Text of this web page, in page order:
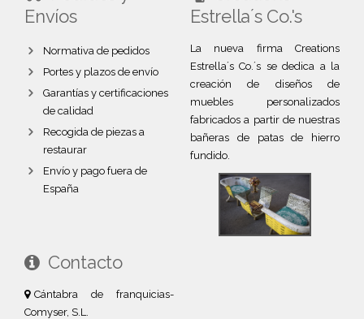
Envíos
Normativa de pedidos
Portes y plazos de envío
Garantías y certificaciones
de calidad
Recogida de piezas a
restaurar
Envío y pago fuera de
España
Estrella´s Co.'s
La nueva firma Creations
Estrella´s Co.´s se dedica a la
creación de diseños de
muebles personalizados
fabricados a partir de nuestras
bañeras de patas de hierro
fundido.
Contacto
Cántabra de franquicias-
Comyser, S.L.